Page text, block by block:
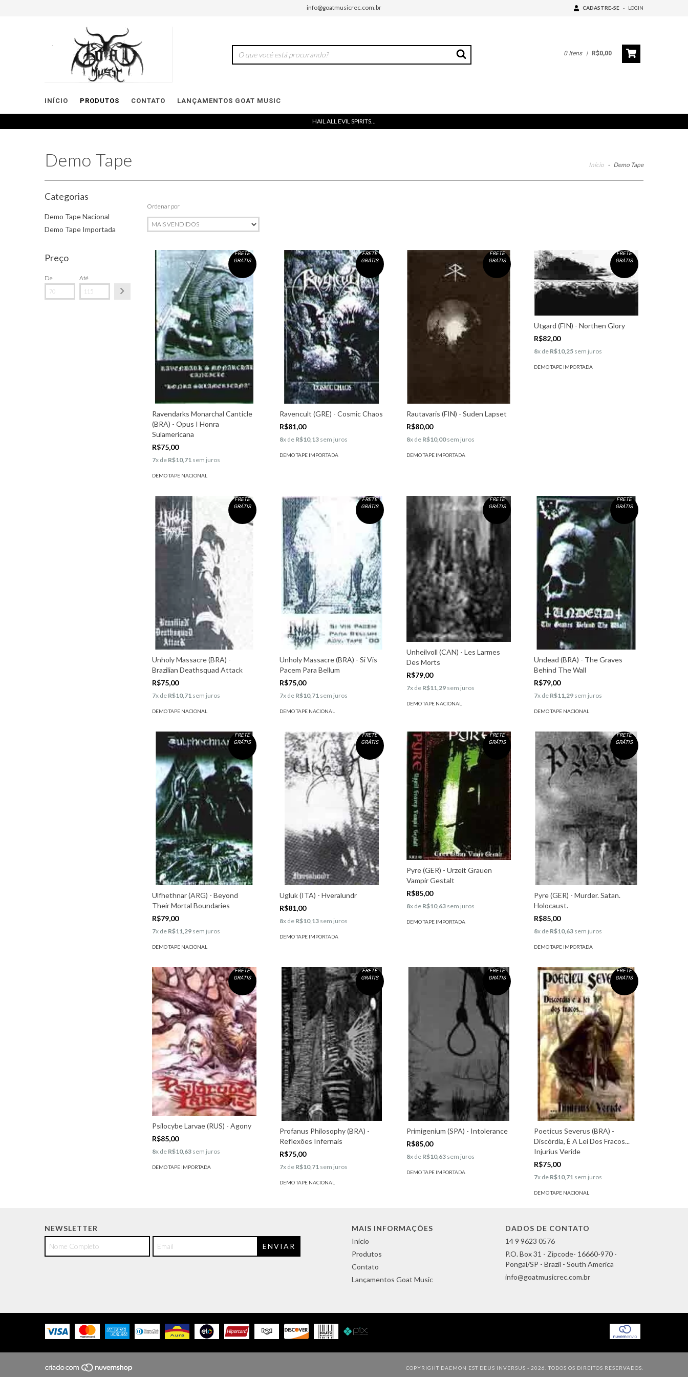
info@goatmusicrec.com.br CADASTRE-SE - LOGIN
0 Itens | R$0,00
INÍCIO PRODUTOS CONTATO LANÇAMENTOS GOAT MUSIC
HAIL ALL EVIL SPIRITS...
Demo Tape Início - Demo Tape
Categorias
Demo Tape Nacional
Demo Tape Importada
Preço
De Até
Ordenar por
FRETE
GRÁTIS
Ravendarks Monarchal Canticle
(BRA) - Opus I Honra
Sulamericana
R$75,00
7x de R$10,71 sem juros
DEMO TAPE NACIONAL
FRETE
GRÁTIS
Ravencult (GRE) - Cosmic Chaos
R$81,00
8x de R$10,13sem juros
DEMO TAPE IMPORTADA
FRETE
GRÁTIS
Rautavaris (FIN) - Suden Lapset
R$80,00
8x de R$10,00sem juros
DEMO TAPE IMPORTADA
FRETE
GRÁTIS
Utgard (FIN) - Northen Glory
R$82,00
8x de R$10,25 sem juros
DEMO TAPE IMPORTADA
FRETE
GRÁTIS
Unholy Massacre (BRA) -
Brazilian Deathsquad Attack
R$75,00
7x de R$10,71 sem juros
DEMO TAPE NACIONAL
FRETE
GRÁTIS
Unholy Massacre (BRA) - Si Vis
Pacem Para Bellum
R$75,00
7x de R$10,71 sem juros
DEMO TAPE NACIONAL
FRETE
GRÁTIS
Unheilvoll (CAN) - Les Larmes
Des Morts
R$79,00
7x de R$11,29 sem juros
DEMO TAPE NACIONAL
FRETE
GRÁTIS
Undead (BRA) - The Graves
Behind The Wall
R$79,00
7x de R$11,29 sem juros
DEMO TAPE NACIONAL
FRETE
GRÁTIS
Ulfhethnar (ARG) - Beyond
Their Mortal Boundaries
R$79,00
7x de R$11,29 sem juros
DEMO TAPE NACIONAL
FRETE
GRÁTIS
Ugluk (ITA) - Hveralundr
R$81,00
8x de R$10,13sem juros
DEMO TAPE IMPORTADA
FRETE
GRÁTIS
Pyre (GER) - Urzeit Grauen
Vampir Gestalt
R$85,00
8x de R$10,63 sem juros
DEMO TAPE IMPORTADA
FRETE
GRÁTIS
Pyre (GER) - Murder. Satan.
Holocaust.
R$85,00
8x de R$10,63 sem juros
DEMO TAPE IMPORTADA
FRETE
GRÁTIS
Psilocybe Larvae (RUS) - Agony
R$85,00
8x de R$10,63 sem juros
DEMO TAPE IMPORTADA
FRETE
GRÁTIS
Profanus Philosophy (BRA) -
Reflexões Infernais
R$75,00
7x de R$10,71 sem juros
DEMO TAPE NACIONAL
FRETE
GRÁTIS
Primigenium (SPA) - Intolerance
R$85,00
8x de R$10,63 sem juros
DEMO TAPE IMPORTADA
FRETE
GRÁTIS
Poeticus Severus (BRA) -
Discórdia, É A Lei Dos Fracos...
Injurius Veride
R$75,00
7x de R$10,71 sem juros
DEMO TAPE NACIONAL
NEWSLETTER
MAIS INFORMAÇÕES
Início
Produtos
Contato
Lançamentos Goat Music
DADOS DE CONTATO
14 9 9623 0576
P.O. Box 31 - Zipcode- 16660-970 -
Pongaí/SP - Brazil - South America
info@goatmusicrec.com.br
COPYRIGHT DAEMON EST DEUS INVERSUS - 2026. TODOS OS DIREITOS RESERVADOS.